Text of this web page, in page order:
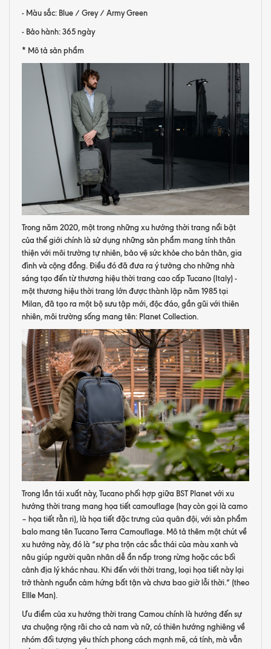
- Màu sắc: Blue / Grey / Army Green
- Bảo hành: 365 ngày
* Mô tả sản phẩm
Trong năm 2020, một trong những xu hướng thời trang nổi bật
của thế giới chính là sử dụng những sản phẩm mang tính thân
thiện với môi trường tự nhiên, bảo vệ sức khỏe cho bản thân, gia
đình và cộng đồng. Điều đó đã đưa ra ý tưởng cho những nhà
sáng tạo đến từ thương hiệu thời trang cao cấp Tucano (Italy) -
một thương hiệu thời trang lớn được thành lập năm 1985 tại
Milan, đã tạo ra một bộ sưu tập mới, độc đáo, gần gũi với thiên
nhiên, môi trường sống mang tên: Planet Collection.
Trong lần tái xuất này, Tucano phối hợp giữa BST Planet với xu
hướng thời trang mang họa tiết camouflage (hay còn gọi là camo
– họa tiết rằn ri), là họa tiết đặc trưng của quân đội, với sản phẩm
balo mang tên Tucano Terra Camouflage. Mô tả thêm một chút về
xu hướng này, đó là “sự pha trộn các sắc thái của màu xanh và
nâu giúp người quân nhân dễ ẩn nấp trong rừng hoặc các bối
cảnh địa lý khác nhau. Khi đến với thời trang, loại họa tiết này lại
trở thành nguồn cảm hứng bất tận và chưa bao giờ lỗi thời.” (theo
Ellle Man).
Ưu điểm của xu hướng thời trang Camou chính là hướng đến sự
ưa chuộng rộng rãi cho cả nam và nữ, có thiên hướng nghiêng về
nhóm đối tượng yêu thích phong cách mạnh mẽ, cá tính, mà vẫn